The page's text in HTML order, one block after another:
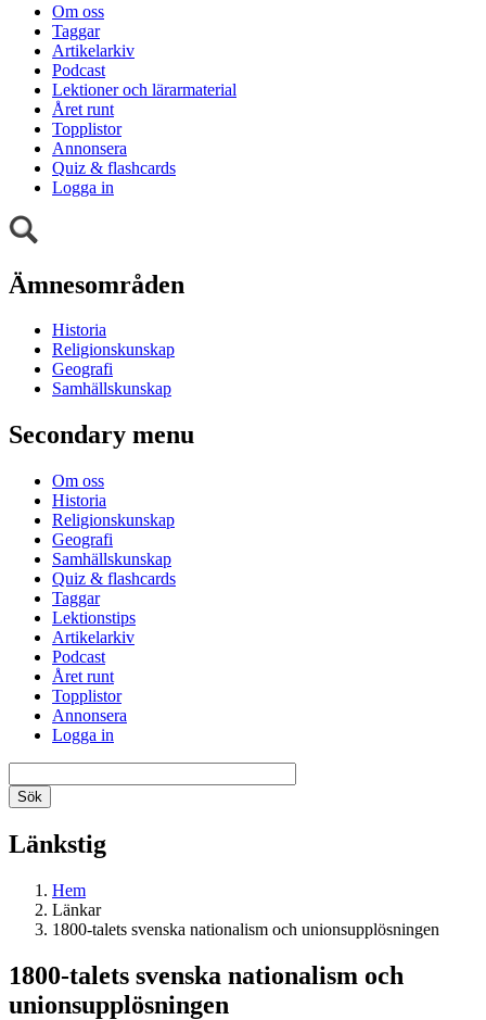
Om oss
Taggar
Artikelarkiv
Podcast
Lektioner och lärarmaterial
Året runt
Topplistor
Annonsera
Quiz & flashcards
Logga in
Ämnesområden
Historia
Religionskunskap
Geografi
Samhällskunskap
Secondary menu
Om oss
Historia
Religionskunskap
Geografi
Samhällskunskap
Quiz & flashcards
Taggar
Lektionstips
Artikelarkiv
Podcast
Året runt
Topplistor
Annonsera
Logga in
Länkstig
Hem
Länkar
1800-talets svenska nationalism och unionsupplösningen
1800-talets svenska nationalism och
unionsupplösningen